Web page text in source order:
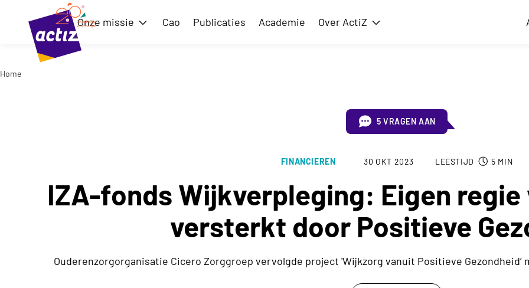
Naar hoofdinhoud
Naar menu Onze missie Toon submenu voor Onze missie
Cao Publicaties Academie Over ActiZ Toon submenu voor Over ActiZ
Home
5 VRAGEN AAN
FINANCIEREN 30 OKT 2023 LEESTIJD 5 MIN
IZA-fonds Wijkverpleging: Eigen
versterkt door Positieve
Ouderenzorgorganisatie Cicero Zorggroep vervolgde project 'Wijkzorg vanuit Positieve